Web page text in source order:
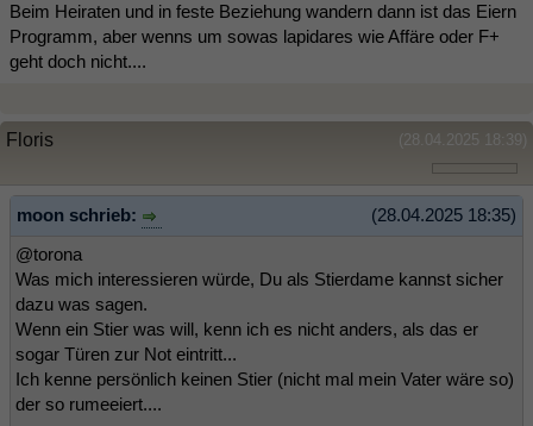
Beim Heiraten und in feste Beziehung wandern dann ist das Eiern
Programm, aber wenns um sowas lapidares wie Affäre oder F+
geht doch nicht....
(28.04.2025 18:39)
Floris
(28.04.2025 18:35)
moon schrieb:
@torona
Was mich interessieren würde, Du als Stierdame kannst sicher
dazu was sagen.
Wenn ein Stier was will, kenn ich es nicht anders, als das er
sogar Türen zur Not eintritt...
Ich kenne persönlich keinen Stier (nicht mal mein Vater wäre so)
der so rumeeiert....